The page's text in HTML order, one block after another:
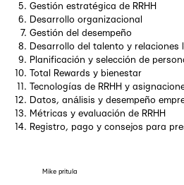
Gestión estratégica de RRHH
Desarrollo organizacional
Gestión del desempeño
Desarrollo del talento y relaciones
Planificación y selección de
Total Rewards y bienestar
Tecnologías de RRHH y
Datos, análisis y desempeño
Métricas y evaluación de RRHH
Registro, pago y consejos para
Mike pritula